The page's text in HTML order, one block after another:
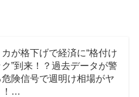
が格下げで経済に“格付け
”到来！？過去データが警
険信号で週明け相場がヤ
！…